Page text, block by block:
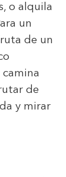
o alquila
un
de un
camina
de
y mirar